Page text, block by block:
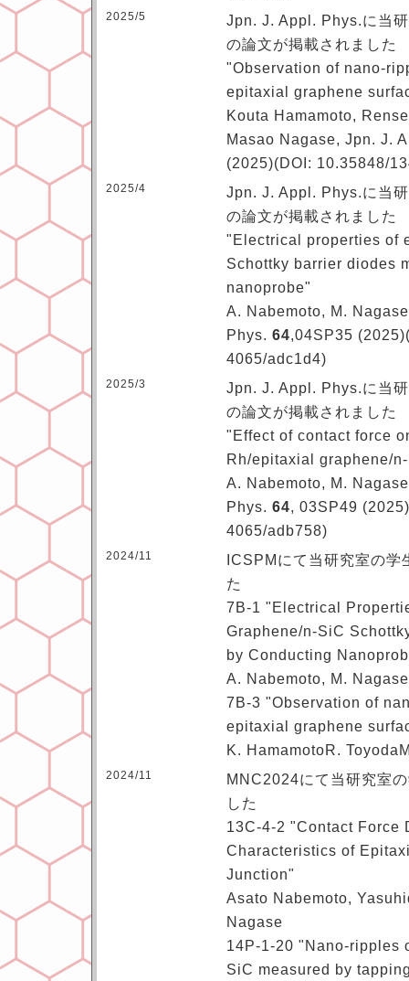
2025/5
Jpn. J. Appl. Phys.に当
の論文が掲載されました
"Observation of nano-
epitaxial graphene
Kouta Hamamoto,
Masao Nagase, Jpn. J.
(2025)(DOI: 10.35848/
2025/4
Jpn. J. Appl. Phys.に当
の論文が掲載されました
"Electrical properties of
Schottky barrier diodes
nanoprobe"
A. Nabemoto, M.
Phys. 64,04SP35
4065/adc1d4)
2025/3
Jpn. J. Appl. Phys.に当
の論文が掲載されました
"Effect of contact force
Rh/epitaxial graphene/
A. Nabemoto, M.
Phys. 64, 03SP49
4065/adb758)
2024/11
ICSPMにて当研究室の学
た
7B-1 "Electrical
Graphene/n-SiC
by Conducting
A. Nabemoto, M.
7B-3 "Observation of
epitaxial graphene
K. HamamotoR.
2024/11
MNC2024にて当研究室
した
13C-4-2 "Contact Force
Characteristics of
Junction"
Asato Nabemoto,
Nagase
14P-1-20 "Nano-ripples
SiC measured by